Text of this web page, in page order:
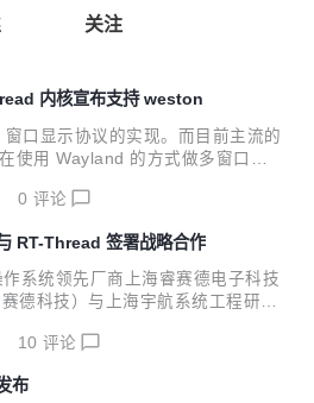
关注
内核宣布支持 weston
口显示协议的实现。而目前主流的
使用 Wayland 的方式做多窗口的
0 评论
RT-Thread 签署战略合作
系统领先厂商上海睿赛德电子科技
德科技）与上海宇航系统工程研究
相关软件组件的开发研制，在宇航
空航天等领域推广高质高可靠性的
10 评论
布